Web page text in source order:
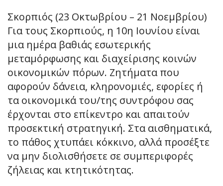
Σκορπιός (23 Οκτωβρίου – 21 Νοεμβρίου)
Για τους Σκορπιούς, η 10η Ιουνίου είναι
μια ημέρα βαθιάς εσωτερικής
μεταμόρφωσης και διαχείρισης κοινών
οικονομικών πόρων. Ζητήματα που
αφορούν δάνεια, κληρονομιές, εφορίες ή
τα οικονομικά του/της συντρόφου σας
έρχονται στο επίκεντρο και απαιτούν
προσεκτική στρατηγική. Στα αισθηματικά,
το πάθος χτυπάει κόκκινο, αλλά προσέξτε
να μην διολισθήσετε σε συμπεριφορές
ζήλειας και κτητικότητας.